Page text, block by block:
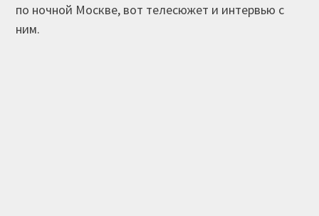
по ночной Москве, вот телесюжет и интервью с
ним.